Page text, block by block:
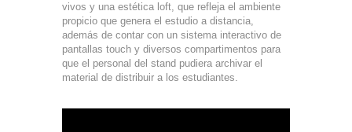
vivos y una estética loft, que refleja el ambiente
propicio que genera el estudio a distancia,
además de contar con un sistema interactivo de
pantallas touch y diversos compartimentos para
que el personal del stand pudiera archivar el
material de distribuir a los estudiantes.